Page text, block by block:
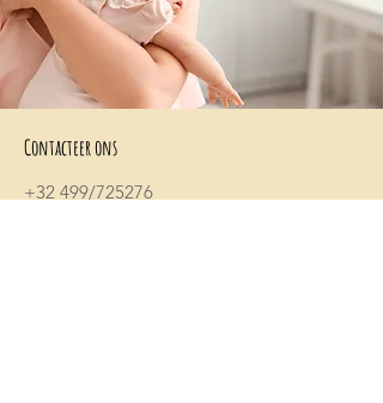
Contacteer ons
+32 499/725276